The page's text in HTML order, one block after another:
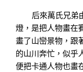
后來萬氏兄弟
燈，是把人物畫在
畫了山巒景物，跟
的山川奔忙，似乎
便把卡通人物也畫